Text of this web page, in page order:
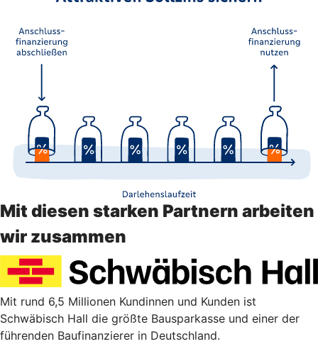
Mit diesen starken Partnern arbeiten
wir zusammen
Mit rund 6,5 Millionen Kundinnen und Kunden ist
Schwäbisch Hall die größte Bausparkasse und einer der
führenden Baufinanzierer in Deutschland.